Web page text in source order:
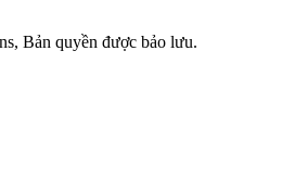
Bản quyền được bảo lưu.